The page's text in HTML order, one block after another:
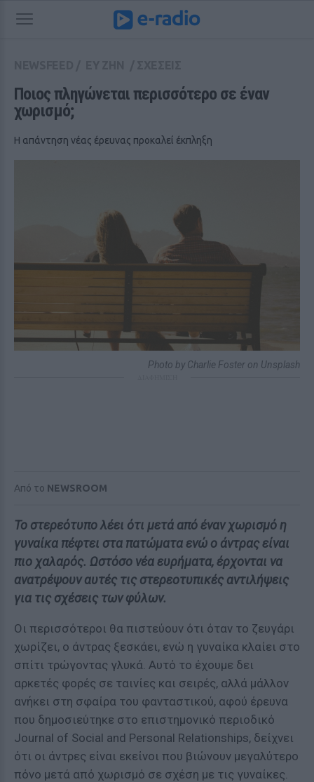
Ποιος πληγώνεται περισσότερο σε έναν
χωρισμό;
Η απάντηση νέας έρευνας προκαλεί έκπληξη
Photo by Charlie Foster on Unsplash
Από το NEWSROOM
Το στερεότυπο λέει ότι μετά από έναν χωρισμό η
γυναίκα πέφτει στα πατώματα ενώ ο άντρας είναι
πιο χαλαρός. Ωστόσο νέα ευρήματα, έρχονται να
ανατρέψουν αυτές τις στερεοτυπικές αντιλήψεις
για τις σχέσεις των φύλων.
Οι περισσότεροι θα πιστεύουν ότι όταν το ζευγάρι
χωρίζει, ο άντρας ξεσκάει, ενώ η γυναίκα κλαίει στο
σπίτι τρώγοντας γλυκά. Αυτό το έχουμε δει
αρκετές φορές σε ταινίες και σειρές, αλλά μάλλον
ανήκει στη σφαίρα του φανταστικού, αφού έρευνα
που δημοσιεύτηκε στο επιστημονικό περιοδικό
Journal of Social and Personal Relationships, δείχνει
ότι οι άντρες είναι εκείνοι που βιώνουν μεγαλύτερο
πόνο μετά από χωρισμό σε σχέση με τις γυναίκες.